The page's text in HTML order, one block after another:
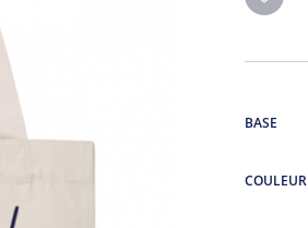
BASE
COULEUR